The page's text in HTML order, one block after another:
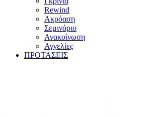
Rewind
Ακρόαση
Σεμινάριο
Ανακοίνωση
Αγγελίες
ΠΡΟΤΑΣΕΙΣ